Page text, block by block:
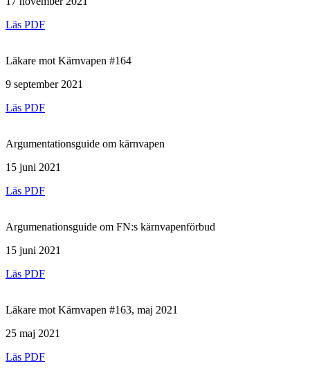
Läs PDF
Läkare mot Kärnvapen #164
9 september 2021
Läs PDF
Argumentationsguide om kärnvapen
15 juni 2021
Läs PDF
Argumenationsguide om FN:s kärnvapenförbud
15 juni 2021
Läs PDF
Läkare mot Kärnvapen #163, maj 2021
25 maj 2021
Läs PDF